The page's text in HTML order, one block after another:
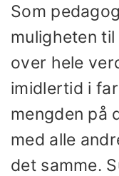
Som
muligheten
over hele
imidlertid i
mengden på
med alle
det samme.